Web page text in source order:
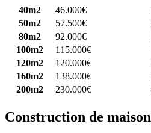
40m2
46.000€
50m2
57.500€
80m2
92.000€
100m2
115.000€
120m2
120.000€
160m2
138.000€
200m2
230.000€
Construction de maison